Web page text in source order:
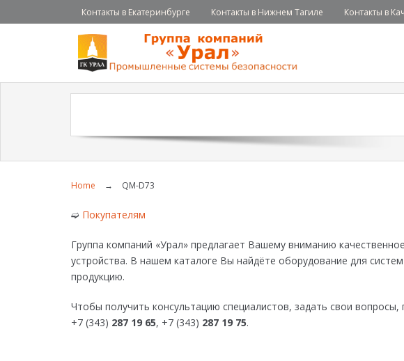
Контакты в Екатеринбурге Контакты в Нижнем Тагиле Контакты в
Home → QM-D73
➫ Покупателям
Группа компаний «Урал» предлагает Вашему вниманию
устройства. В нашем каталоге Вы найдёте оборудование для
продукцию.
Чтобы получить консультацию специалистов, задать свои
+7 (343) 287 19 65, +7 (343) 287 19 75.